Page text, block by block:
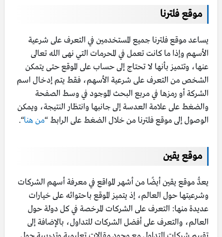
موقع فلترنا
يساعد موقع فلترنا جميع المستخدمين في التعرف على شرعية
الأسهم وإذا ما كانت تعمل في المحرمات التي نهى الله تعالى
عنها، وتتميز بأنها لا تحتاج إلى حساب على الموقع حتى يتمكن
الشخص من التعرف على شرعية الأسهم، فقط يتم إدخال اسم
الشركة أو رمزها في مربع البحث الموجود في وسط الصفحة
والضغط على علامة العدسة إلى جانبها وانتظار النتيجة، ويمكن
الوصول إلى موقع فلترنا من خلال الضغط على الرابط “من هنا“.
موقع يقين
يعدُّ موقع يقين أيضًا من أشهر المواقع في معرفة أسهم الشركات
وشرعيتها حول العالم، إذ يتميز الموقع باحتوائه على خيارات
عديدة منها: التعرف على الشركات المرخصة في كل دولة حول
العالم، والتعرف على أفضل الشركات للتداول، بالإضافة إلى